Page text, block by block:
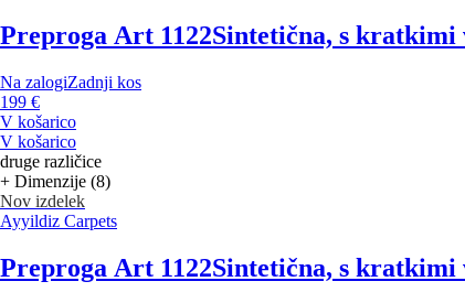
Preproga Art 1122Sintetična, s kratkimi
Na zalogiZadnji kos
199 €
V košarico
V košarico
druge različice
+ Dimenzije (8)
Nov izdelek
Ayyildiz Carpets
Preproga Art 1122Sintetična, s kratkimi